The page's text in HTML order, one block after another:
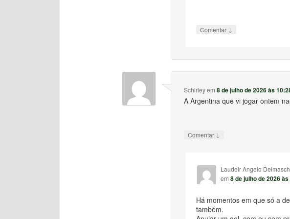
Comentar ↓
Schirleyem8 de julho de 2026 às
A Argentina que vi jogar ontem
Comentar ↓
Laudeir Angelo
em8 de julho de 2026 às
Há momentos em que só a
também.